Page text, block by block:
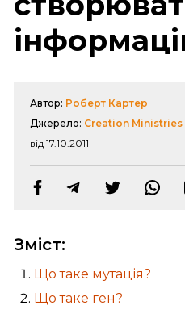
Автор: Роберт Картер
Джерело: Creation Ministries
від 17.10.2011
Зміст:
Що таке мутація?
Що таке ген?